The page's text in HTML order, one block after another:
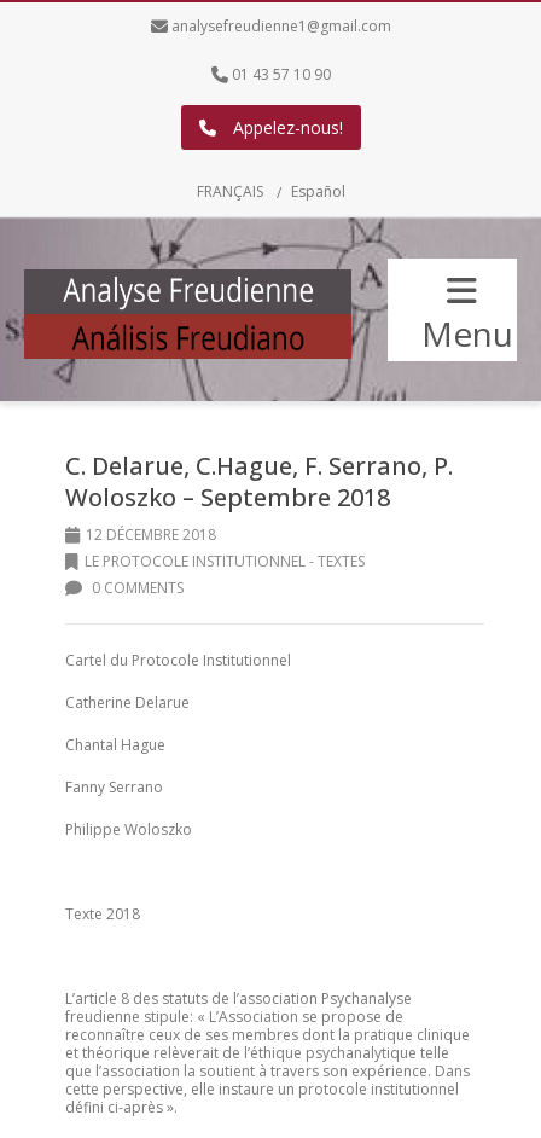
analysefreudienne1@gmail.com
01 43 57 10 90
Appelez-nous!
FRANÇAIS Español
Menu
C. Delarue, C.Hague, F. Serrano, P.
Woloszko – Septembre 2018
12 DÉCEMBRE 2018
LE PROTOCOLE INSTITUTIONNEL - TEXTES
0 COMMENTS
Cartel du Protocole Institutionnel
Catherine Delarue
Chantal Hague
Fanny Serrano
Philippe Woloszko
Texte 2018
L’article 8 des statuts de l’association Psychanalyse
freudienne stipule: « L’Association se propose de
reconnaître ceux de ses membres dont la pratique clinique
et théorique relèverait de l’éthique psychanalytique telle
que l’association la soutient à travers son expérience. Dans
cette perspective, elle instaure un protocole institutionnel
défini ci-après ».